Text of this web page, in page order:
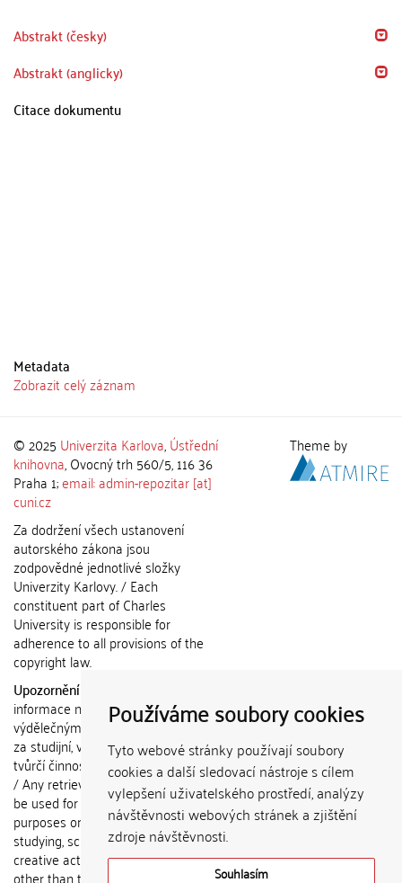
Používáme soubory cookies
Tyto webové stránky používají soubory
cookies a další sledovací nástroje s cílem
vylepšení uživatelského prostředí, analýzy
návštěvnosti webových stránek a zjištění
zdroje návštěvnosti.
Souhlasím
Abstrakt (česky)
Abstrakt (anglicky)
Citace dokumentu
Metadata
Zobrazit celý záznam
© 2025 Univerzita Karlova,Ústřední
knihovna, Ovocný trh 560/5, 116 36
Praha 1;email: admin-repozitar [at]
cuni.cz
Za dodržení všech ustanovení
autorského zákona jsou
zodpovědné jednotlivé složky
Univerzity Karlovy. / Each
constituent part of Charles
University is responsible for
adherence to all provisions of the
copyright law.
Upozornění / Notice:
informace nemohou být použity k
výdělečným účelům nebo vydávány
za studijní, vědeckou nebo jinou
tvůrčí činnost jiné osoby než autora.
/ Any retrieved information shall not
be used for any commercial
purposes or claimed as results of
studying, scientific or any other
creative activities of any person
other than the author.
Theme by